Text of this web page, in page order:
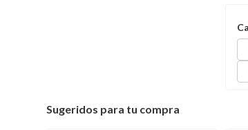
Sugeridos para tu compra